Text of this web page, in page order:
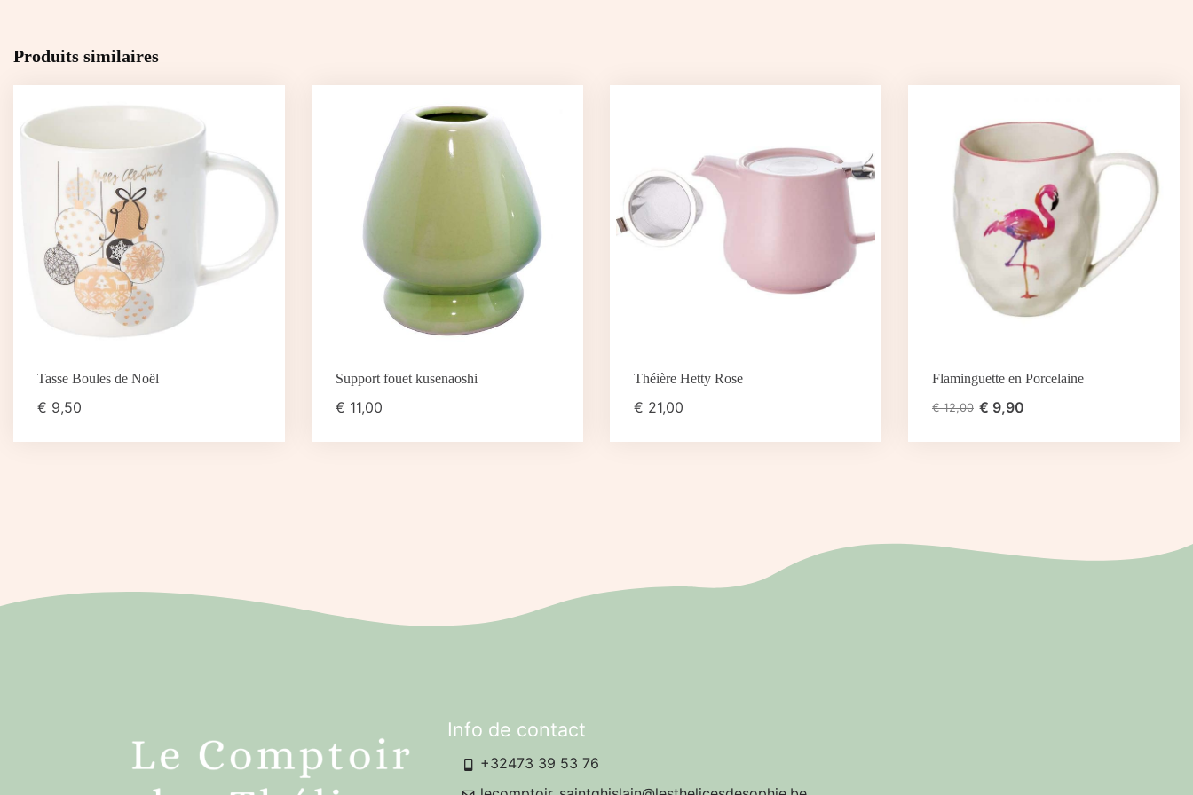
Produits similaires
Tasse Boules de Noël
€ 9,50
Support fouet kusenaoshi
€ 11,00
Théière Hetty Rose
€ 21,00
Flaminguette en Porcelaine
€12,00 € 9,90
Info de contact
+32473 39 53 76